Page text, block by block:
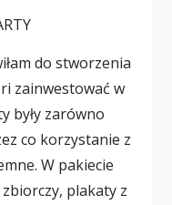
do stworzenia
zainwestować w
były zarówno
co korzystanie z
W pakiecie
plakaty z